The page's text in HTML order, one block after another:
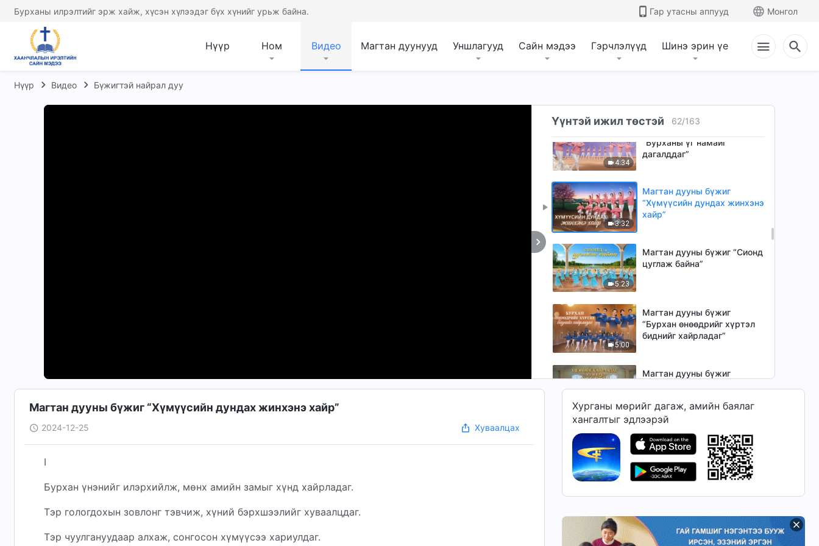
Бурханы илрэлтийг эрж хайж, хүсэн хүлээдэг бүх хүнийг урьж байна. Гар утасны аппууд Монгол
Нүүр Ном Видео Магтан дуунууд Уншлагууд Сайн мэдээ Гэрчлэлүүд Шинэ эрин үе
Нүүр Видео Бүжигтэй найрал дуу
Үүнтэй ижил төстэй 62/163
4:34
“Бурханы үг намайг
дагалддаг”
3:32
Магтан дууны бүжиг
“Хүмүүсийн дундах жинхэнэ
хайр”
5:23
Магтан дууны бүжиг “Сионд
цуглаж байна”
5:00
Магтан дууны бүжиг
“Бурхан өнөөдрийг хүртэл
биднийг хайрладаг”
4:31
Магтан дууны бүжиг
3:46
Магтан дууны бүжиг
“Бурханы зөвт шүүлт бүхий
л орчлон ертөнцөд ханддаг”
7:36
Магтан дууны бүжиг
сүнсийг чинь хайна”
Магтан дууны бүжиг “Хүмүүсийн дундах жинхэнэ хайр”
2024-12-25 Хуваалцах
I
Бурхан үнэнийг илэрхийлж, мөнх амийн замыг хүнд хайрладаг.
Тэр гологдохын зовлонг тэвчиж, хүний бэрхшээлийг хуваалцдаг.
Тэр чуулгануудаар алхаж, сонгосон хүмүүсээ хариулдаг.
Хурганы мөрийг дагаж, амийн баялаг
хангалтыг эдлээрэй